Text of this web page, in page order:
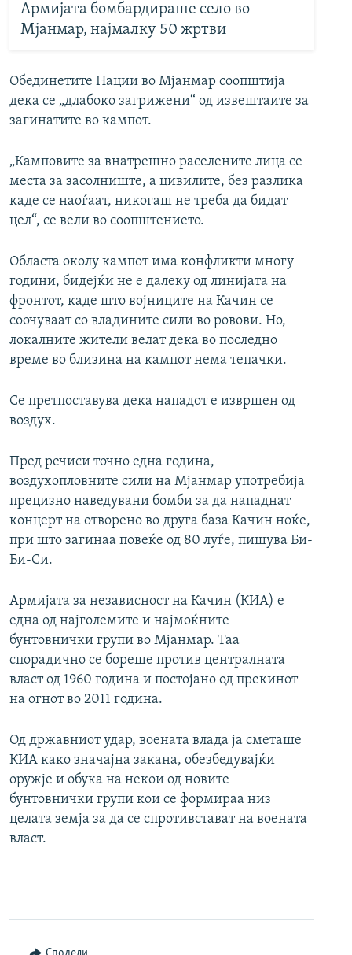
Армијата бомбардираше село во
Мјанмар, најмалку 50 жртви
Обединетите Нации во Мјанмар соопштија
дека се „длабоко загрижени“ од извештаите за
загинатите во кампот.
„Камповите за внатрешно раселените лица се
места за засолниште, а цивилите, без разлика
каде се наоѓаат, никогаш не треба да бидат
цел“, се вели во соопштението.
Областа околу кампот има конфликти многу
години, бидејќи не е далеку од линијата на
фронтот, каде што војниците на Качин се
соочуваат со владините сили во ровови. Но,
локалните жители велат дека во последно
време во близина на кампот нема тепачки.
Се претпоставува дека нападот е извршен од
воздух.
Пред речиси точно една година,
воздухопловните сили на Мјанмар употребија
прецизно наведувани бомби за да нападнат
концерт на отворено во друга база Качин ноќе,
при што загинаа повеќе од 80 луѓе, пишува Би-
Би-Си.
Армијата за независност на Качин (КИА) е
една од најголемите и најмоќните
бунтовнички групи во Мјанмар. Таа
спорадично се бореше против централната
власт од 1960 година и постојано од прекинот
на огнот во 2011 година.
Од државниот удар, воената влада ја сметаше
КИА како значајна закана, обезбедувајќи
оружје и обука на некои од новите
бунтовнички групи кои се формираа низ
целата земја за да се спротивстават на воената
власт.